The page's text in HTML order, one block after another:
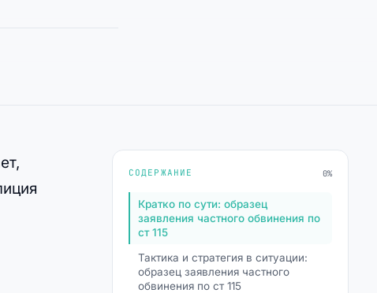
СОДЕРЖАНИЕ 0%
Кратко по сути: образец
заявления частного обвинения по
ст 115
Тактика и стратегия в ситуации:
образец заявления частного
обвинения по ст 115